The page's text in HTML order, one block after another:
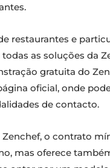
restaurantes e
as soluções da
gratuita do
oficial, onde
de contacto.
o contrato
mas oferece